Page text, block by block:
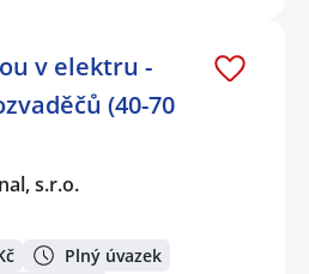
v elektru -
(40-70
s.r.o.
Plný úvazek